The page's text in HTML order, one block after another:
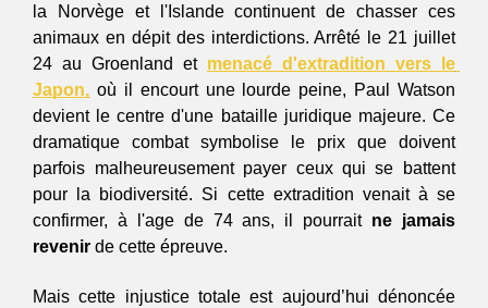
la Norvège et l'Islande continuent de chasser ces
animaux en dépit des interdictions. Arrêté le 21 juillet
24 au Groenland et menacé d'extradition vers le
Japon, où il encourt une lourde peine, Paul Watson
devient le centre d'une bataille juridique majeure. Ce
dramatique combat symbolise le prix que doivent
parfois malheureusement payer ceux qui se battent
pour la biodiversité. Si cette extradition venait à se
confirmer, à l'age de 74 ans, il pourrait ne jamais
revenir de cette épreuve.
Mais cette injustice totale est aujourd’hui dénoncée